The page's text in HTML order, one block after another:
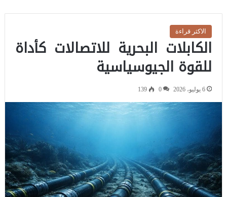
الاكثر قراءة
الكابلات البحرية للاتصالات كأداة
للقوة الجيوسياسية
6 يوليو، 2026 0
139